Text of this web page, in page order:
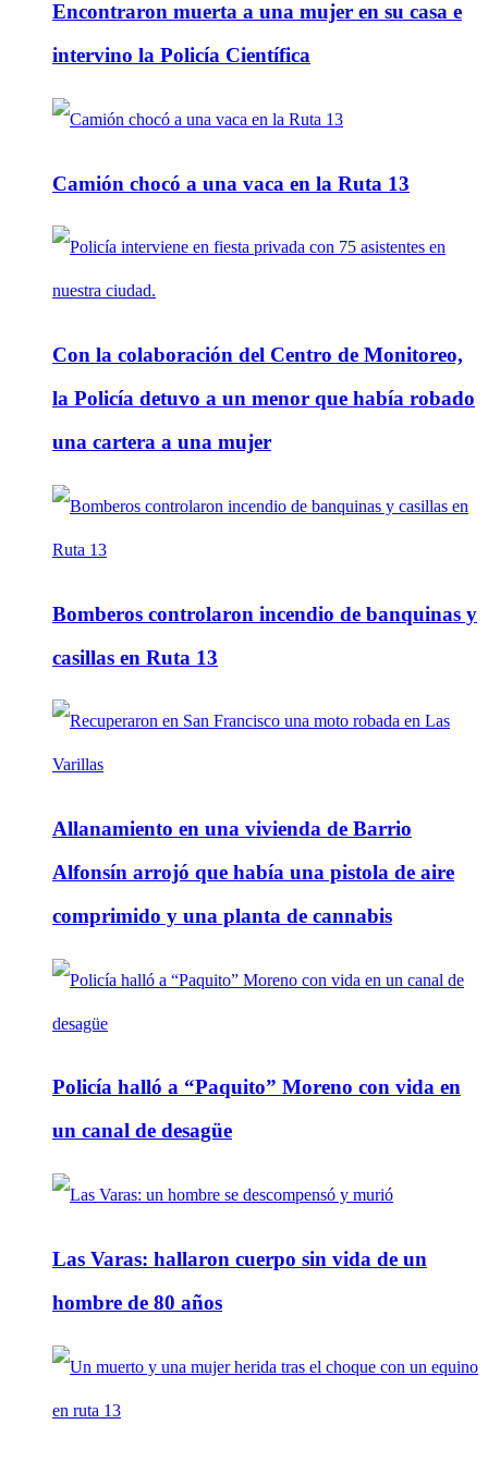
Encontraron muerta a una mujer en su casa e
intervino la Policía Científica
Camión chocó a una vaca en la Ruta 13
Con la colaboración del Centro de Monitoreo,
la Policía detuvo a un menor que había robado
una cartera a una mujer
Bomberos controlaron incendio de banquinas y
casillas en Ruta 13
Allanamiento en una vivienda de Barrio
Alfonsín arrojó que había una pistola de aire
comprimido y una planta de cannabis
Policía halló a “Paquito” Moreno con vida en
un canal de desagüe
Las Varas: hallaron cuerpo sin vida de un
hombre de 80 años